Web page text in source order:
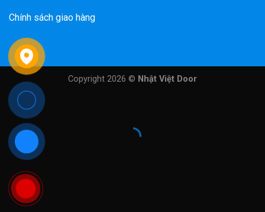
Chính sách giao hàng
Copyright 2026 © Nhật Việt Door